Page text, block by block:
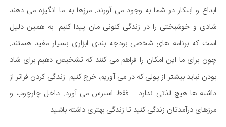
ابداع و ابتکار در شما به وجود می آورند. مرزها به ما انگیزه می دهند
شادی و خوشبختی را در زندگی کنونی مان پیدا کنیم. به همین دلیل
است که برنامه های شخصی بودجه بندی ابزاری بسیار مفید هستند.
چون برای ما این امکان را فراهم می کنند که تشخیص دهیم برای شاد
بودن نباید بیشتر از پولی که در می آوریم، خرج کنیم. زندگی کردن فراتر از
داشته ها هیچ لذتی ندارد – فقط استرس می آورد. داخل چارچوب و
مرزهای درآمدتان زندگی کنید تا زندگی بهتری داشته باشید.